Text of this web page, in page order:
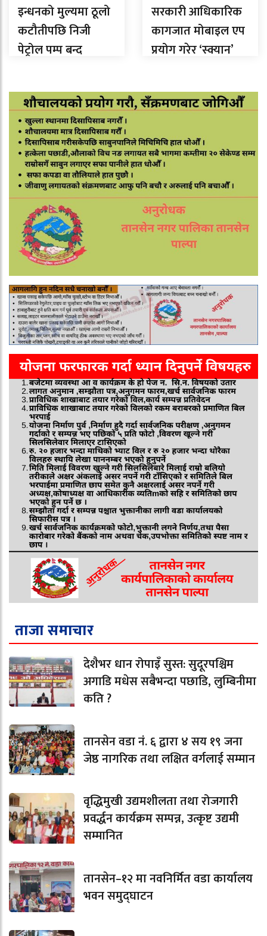
इन्धनको मुल्यमा ठूलो
कटौतीपछि निजी
पेट्रोल पम्प बन्द
सरकारी आधिकारिक
कागजात मोबाइल एप
प्रयोग गरेर ‘स्क्यान’
सरकारलाई निर्देशन
ताजा समाचार
देशैभर धान रोपाइँ सुस्त: सुदूरपश्चिम
अगाडि मधेस सबैभन्दा पछाडि, लुम्बिनीमा
कति ?
तानसेन वडा नं. ६ द्वारा ४ सय १९ जना
जेष्ठ नागरिक तथा लक्षित वर्गलाई सम्मान
वृद्धिमुखी उद्यमशीलता तथा रोजगारी
प्रवर्द्धन कार्यक्रम सम्पन्न, उत्कृष्ट उद्यमी
सम्मानित
तानसेन–१२ मा नवनिर्मित वडा कार्यालय
भवन समुद्घाटन